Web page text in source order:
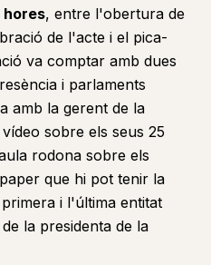
, entre l'obertura de
de l'acte i el pica-
va comptar amb dues
i parlaments
amb la gerent de la
sobre els seus 25
rodona sobre els
que hi pot tenir la
i l'última entitat
la presidenta de la